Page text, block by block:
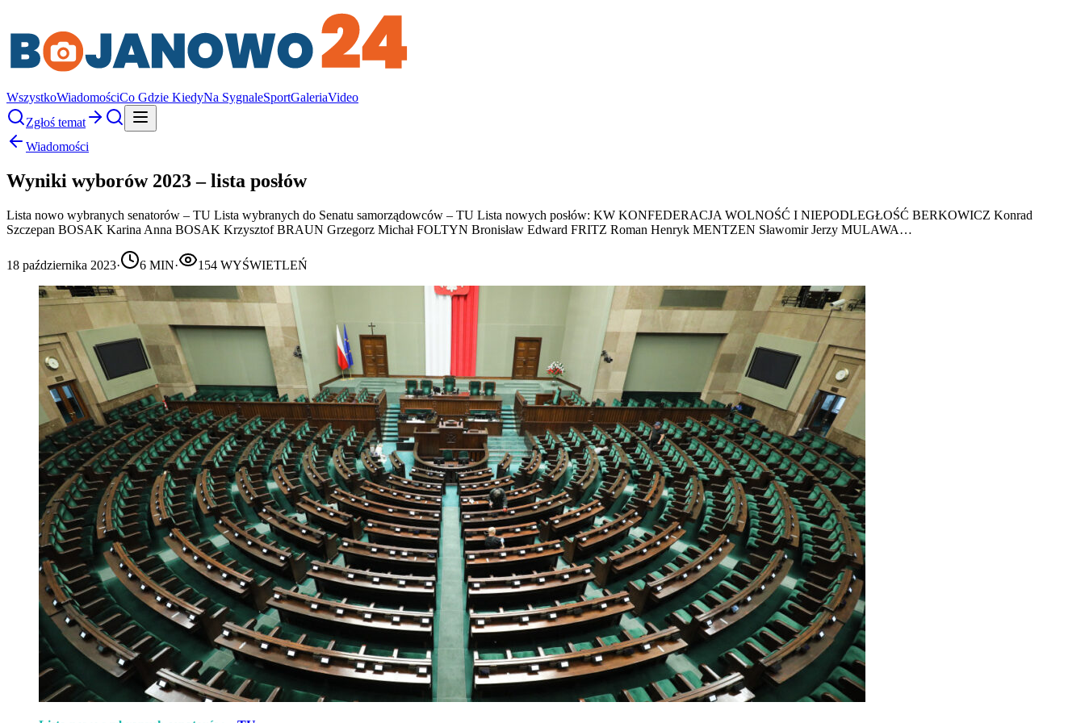
WszystkoWiadomościCo Gdzie KiedyNa SygnaleSportGaleriaVideo
Zgłoś temat
Wiadomości
Wyniki wyborów 2023 – lista posłów
Lista nowo wybranych senatorów – TU Lista wybranych do Senatu samorządowców – TU Lista nowych posłów: KW KONFEDERACJA WOLNOŚĆ I NIEPODLEGŁOŚĆ BERKOWICZ Konrad
Szczepan BOSAK Karina Anna BOSAK Krzysztof BRAUN Grzegorz Michał FOLTYN Bronisław Edward FRITZ Roman Henryk MENTZEN Sławomir Jerzy MULAWA…
18 października 2023· 6 MIN· 154 WYŚWIETLEŃ